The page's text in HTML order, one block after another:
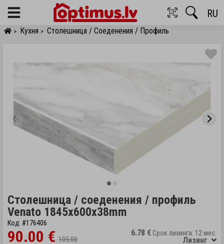
Menu RU
> Кухня > Столешница / Соеденения / Профиль
Столешница / соеденения / профиль
Venato 1845x600x38mm
Код: #176406
90.00 € 105.00
6.78 € Срок лизинга: 12 мес.
Лизинг